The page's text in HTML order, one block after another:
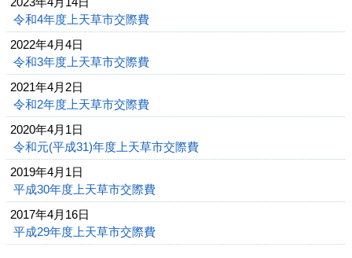
令和4年度上天草市交際費
2022年4月4日
令和3年度上天草市交際費
2021年4月2日
令和2年度上天草市交際費
2020年4月1日
令和元(平成31)年度上天草市交際費
2019年4月1日
平成30年度上天草市交際費
2017年4月16日
平成29年度上天草市交際費